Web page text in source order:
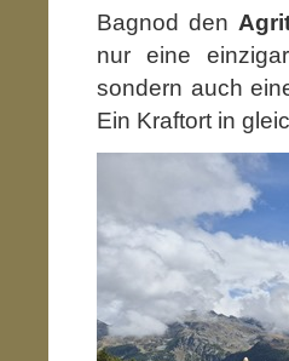
Bagnod den
nur eine
sondern auch
Ein Kraftort in